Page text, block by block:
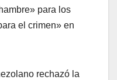
para los
el crimen» en
rechazó la